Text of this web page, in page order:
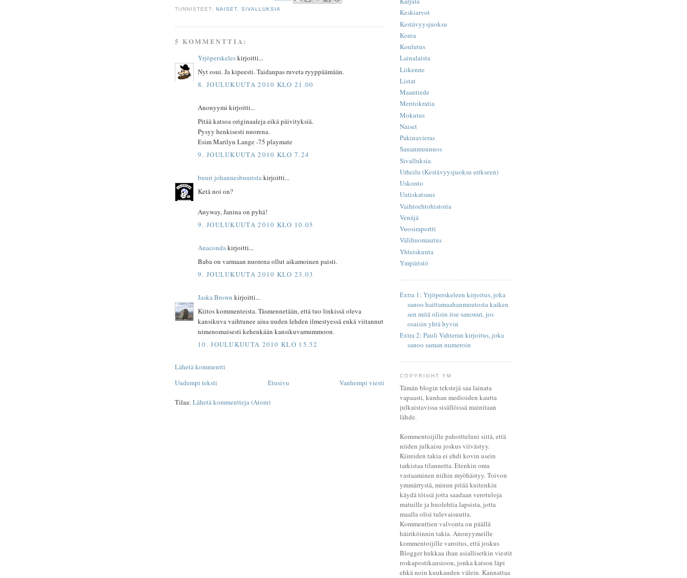
TUNNISTEET:NAISET ,SIVALLUKSIA
5 KOMMENTTIA:
Yrjöperskeleskirjoitti...
Nyt osui. Ja kipeesti. Taidanpas ruveta ryyppäämään.
8. JOULUKUUTA 2010 KLO 21.00
Anonyymi kirjoitti...
Pitää katsoa originaaleja eikä päivityksiä.
Pysyy henkisesti nuorena.
Esim Marilyn Lange -75 playmate
9. JOULUKUUTA 2010 KLO 7.24
buuri johannesbuuristakirjoitti...
Ketä noi on?
Anyway, Janina on pyhä!
9. JOULUKUUTA 2010 KLO 10.05
Anacondakirjoitti...
Baba on varmaan nuorena ollut aikamoinen paisti.
9. JOULUKUUTA 2010 KLO 23.03
Jaska Brown kirjoitti...
Kiitos kommenteista. Täsmennetään, että tuo linkissä oleva
kansikuva vaihtunee aina uuden lehden ilmestyessä enkä viitannut
nimenomaisesti kehenkään kansikuvamummoon.
10. JOULUKUUTA 2010 KLO 15.52
Lähetä kommentti
Uudempi teksti
Vanhempi viesti
Etusivu
Tilaa: Lähetä kommentteja (Atom)
Keskiarvot
Kestävyysjuoksu
Korea
Koulutus
Lainalaista
Liikenne
Listat
Maantiede
Meritokratia
Mokutus
Naiset
Pakinavieras
Sananmuunnos
Sivalluksia
Urheilu (Kestävyysjuoksu erikseen)
Uskonto
Uutiskatsaus
Vaihtoehtohistoria
Venäjä
Vuosiraportti
Välihuomautus
Yhteiskunta
Ympäristö
Extra 1: Yrjöperskeleen kirjoitus, joka
sanoo haittamaahanmuutosta kaiken
sen mitä olisin itse sanonut, jos
osaisin yhtä hyvin
Extra 2: Pauli Vahteran kirjoitus, joka
sanoo saman numeroin
COPYRIGHT YM
Tämän blogin tekstejä saa lainata
vapaasti, kunhan medioiden kautta
julkaistavissa sisällöissä mainitaan
lähde.
Kommentoijille pahoitteluni siitä, että
niiden julkaisu joskus viivästyy.
Kiireiden takia ei ehdi kovin usein
tarkistaa tilannetta. Etenkin oma
vastaaminen niihin myöhästyy. Toivon
ymmärrystä, minun pitää kuitenkin
käydä töissä jotta saadaan verotuloja
matuille ja huolehtia lapsista, jotta
maalla olisi tulevaisuutta.
Kommenttien valvonta on päällä
häiriköinnin takia. Anonyymeille
kommentoijille varoitus, että joskus
Blogger hukkaa ihan asiallisetkin viestit
roskapostikansioon, jonka katson läpi
ehkä noin kuukauden välein. Kannattaa